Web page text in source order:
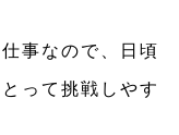
事なので、日頃
って挑戦しやす